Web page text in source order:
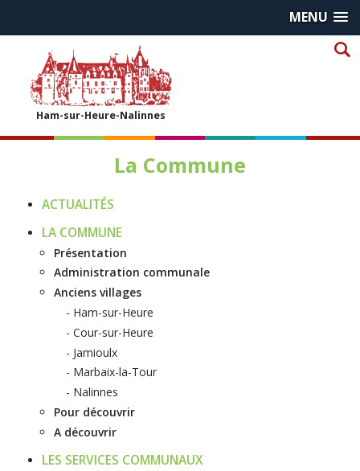
MENU
Ham-sur-Heure-Nalinnes
La Commune
ACTUALITÉS
LA COMMUNE
Présentation
Administration communale
Anciens villages
Ham-sur-Heure
Cour-sur-Heure
Jamioulx
Marbaix-la-Tour
Nalinnes
Pour découvrir
A découvrir
LES SERVICES COMMUNAUX